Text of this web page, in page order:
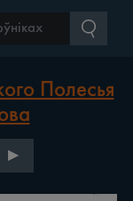
Полесья
▶